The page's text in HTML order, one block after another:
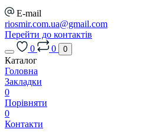
E-mail
riosmir.com.ua@gmail.com
Перейти до контактів
0
0 0
Каталог
Головна
Закладки
0
Порівняти
0
Контакти